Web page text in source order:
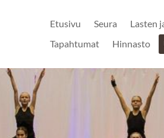
Etusivu Seura Lasten
Tapahtumat
Hinnasto